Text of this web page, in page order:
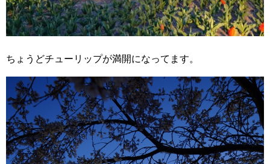
ちょうどチューリップが満開になってます。